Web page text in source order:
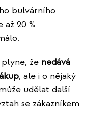
bulvárního
až 20 %
že nedává
, ale i o nějaký
udělat další
se zákazníkem